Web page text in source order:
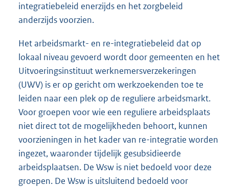
integratiebeleid enerzijds en het zorgbeleid
anderzijds voorzien.
Het arbeidsmarkt- en re-integratiebeleid dat op
lokaal niveau gevoerd wordt door gemeenten en het
Uitvoeringsinstituut werknemersverzekeringen
(UWV) is er op gericht om werkzoekenden toe te
leiden naar een plek op de reguliere arbeidsmarkt.
Voor groepen voor wie een reguliere arbeidsplaats
niet direct tot de mogelijkheden behoort, kunnen
voorzieningen in het kader van re-integratie worden
ingezet, waaronder tijdelijk gesubsidieerde
arbeidsplaatsen. De Wsw is niet bedoeld voor deze
groepen. De Wsw is uitsluitend bedoeld voor